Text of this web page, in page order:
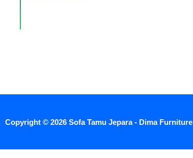
Copyright © 2026 Sofa Tamu Jepara - Dima Furniture